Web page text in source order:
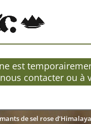
est
contacter ou à
de sel rose